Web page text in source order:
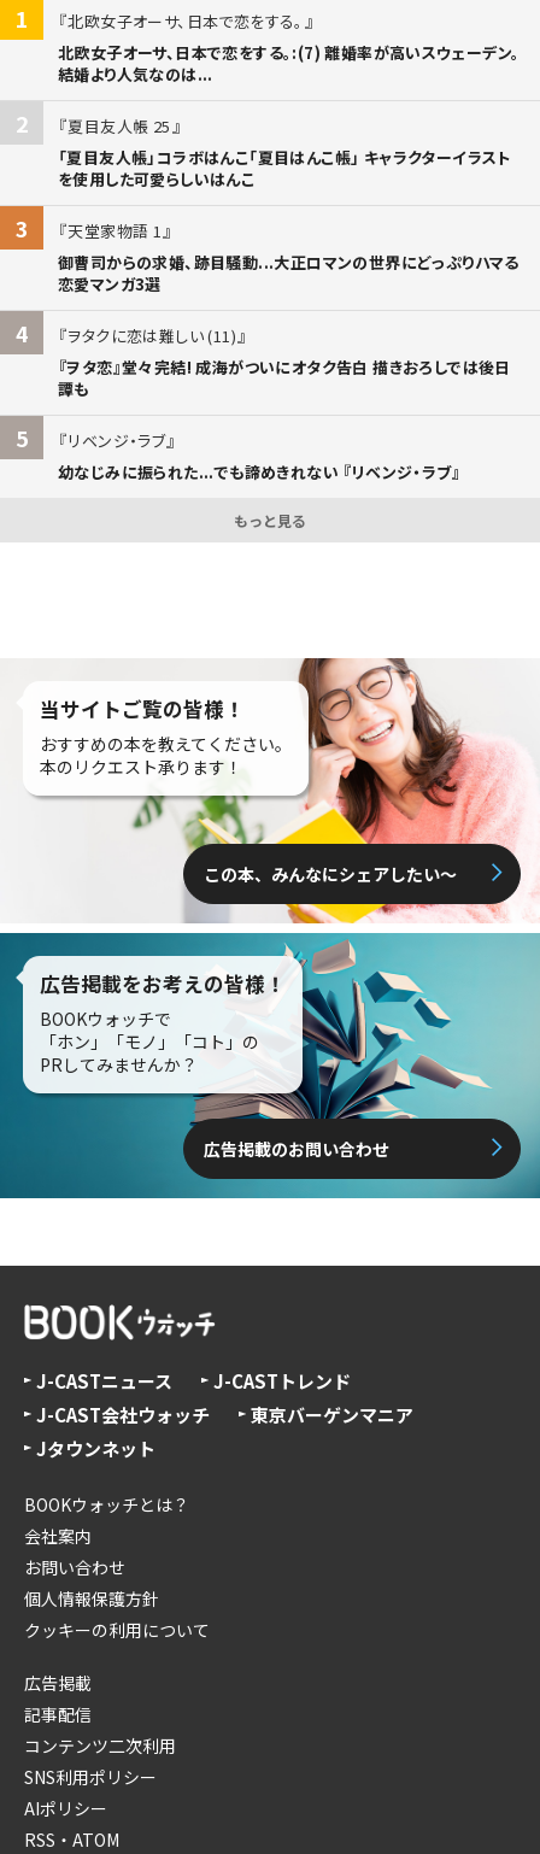
1
北欧女子オーサ、日本で恋をする。
北欧女子オーサ、日本で恋をする。:(7) 離婚率が高いスウェーデン。
結婚より人気なのは...
2
夏目友人帳 25
「夏目友人帳」コラボはんこ「夏目はんこ帳」 キャラクターイラスト
を使用した可愛らしいはんこ
3
天堂家物語 1
御曹司からの求婚、跡目騒動...大正ロマンの世界にどっぷりハマる
恋愛マンガ3選
4
ヲタクに恋は難しい (11)
『ヲタ恋』堂々完結! 成海がついにオタク告白 描きおろしでは後日
譚も
5
リベンジ・ラブ
幼なじみに振られた...でも諦めきれない 『リベンジ・ラブ』
もっと見る
当サイトご覧の皆様！
おすすめの本を教えてください。
本のリクエスト承ります！
この本、みんなにシェアしたい〜
広告掲載をお考えの皆様！
BOOKウォッチで
「ホン」「モノ」「コト」の
PRしてみませんか？
広告掲載のお問い合わせ
J-CASTニュース
J-CASTトレンド
J-CAST会社ウォッチ
東京バーゲンマニア
Jタウンネット
BOOKウォッチとは？
会社案内
お問い合わせ
個人情報保護方針
クッキーの利用について
広告掲載
記事配信
コンテンツ二次利用
SNS利用ポリシー
AIポリシー
RSS・ATOM